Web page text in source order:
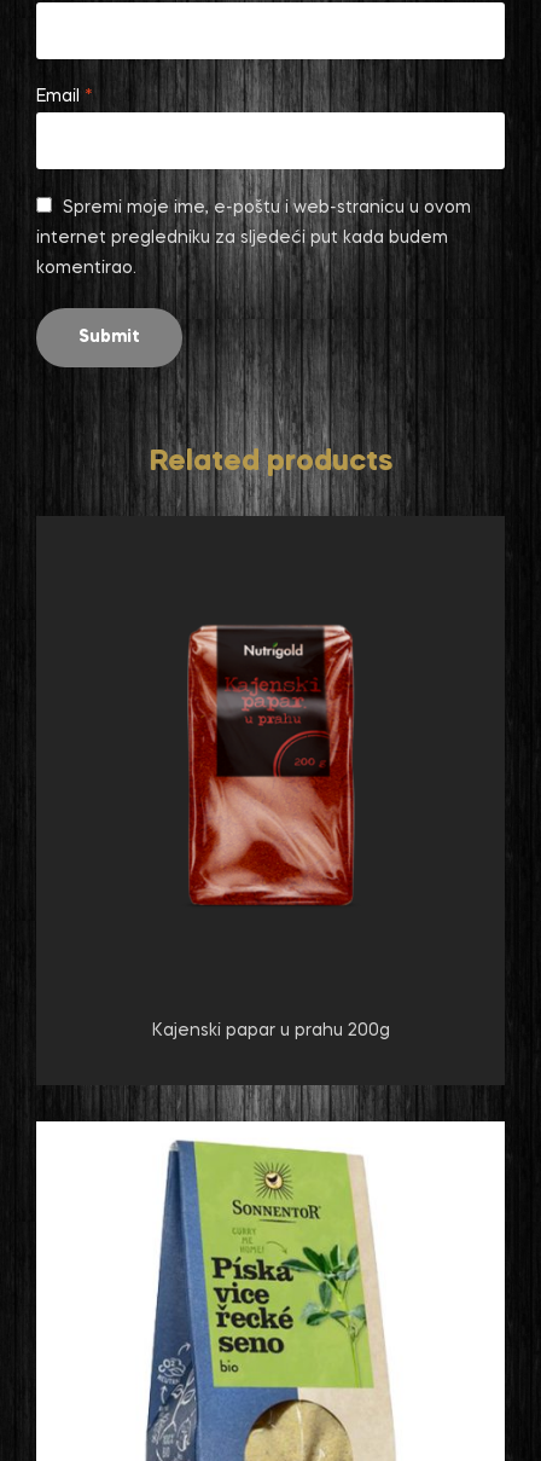
Email *
Spremi moje ime, e-poštu i web-stranicu u ovom
internet pregledniku za sljedeći put kada budem
komentirao.
Related products
Kajenski papar u prahu 200g